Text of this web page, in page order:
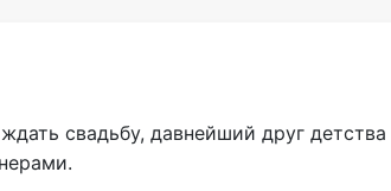
свадьбу, давнейший друг